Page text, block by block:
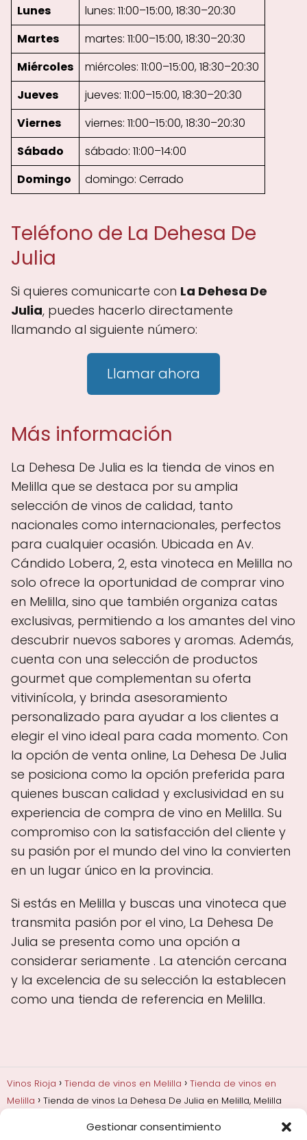
Gestionar consentimiento
Lunes
lunes: 11:00–15:00, 18:30–20:30
Martes
martes: 11:00–15:00, 18:30–20:30
Miércoles
miércoles: 11:00–15:00, 18:30–20:30
Jueves
jueves: 11:00–15:00, 18:30–20:30
Viernes
viernes: 11:00–15:00, 18:30–20:30
Sábado
sábado: 11:00–14:00
Domingo
domingo: Cerrado
Teléfono de La Dehesa De
Julia
Si quieres comunicarte con La Dehesa De
Julia, puedes hacerlo directamente
llamando al siguiente número:
Llamar ahora
Más información
La Dehesa De Julia es la tienda de vinos en
Melilla que se destaca por su amplia
selección de vinos de calidad, tanto
nacionales como internacionales, perfectos
para cualquier ocasión. Ubicada en Av.
Cándido Lobera, 2, esta vinoteca en Melilla no
solo ofrece la oportunidad de comprar vino
en Melilla, sino que también organiza catas
exclusivas, permitiendo a los amantes del vino
descubrir nuevos sabores y aromas. Además,
cuenta con una selección de productos
gourmet que complementan su oferta
vitivinícola, y brinda asesoramiento
personalizado para ayudar a los clientes a
elegir el vino ideal para cada momento. Con
la opción de venta online, La Dehesa De Julia
se posiciona como la opción preferida para
quienes buscan calidad y exclusividad en su
experiencia de compra de vino en Melilla. Su
compromiso con la satisfacción del cliente y
su pasión por el mundo del vino la convierten
en un lugar único en la provincia.
Si estás en Melilla y buscas una vinoteca que
transmita pasión por el vino, La Dehesa De
Julia se presenta como una opción a
considerar seriamente . La atención cercana
y la excelencia de su selección la establecen
como una tienda de referencia en Melilla.
Vinos Rioja Tienda de vinos en Melilla
Tienda de vinos en
Melilla
Tienda de vinos La Dehesa De Julia en Melilla, Melilla
Añadas, crianza y guarda Bodegas y marcas de